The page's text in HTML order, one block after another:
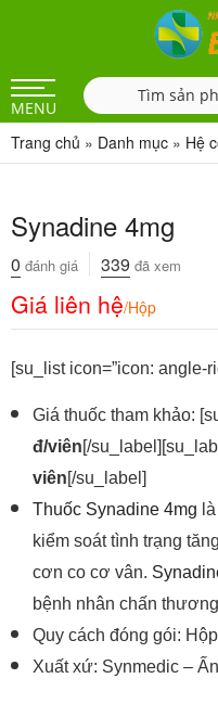
MENU
Trang chủ » Danh mục » Hệ
Synadine 4mg
0 đánh giá 339 đã xem
Giá liên hệ/Hộp
[su_list icon=”icon: angle-
Giá thuốc tham khảo:
đ/viên[/
viên[/su_label]
Thuốc Synadine 4mg
kiểm soát tình trạng
cơn co cơ vân.
bệnh nhân chấn
Quy cách đóng gói:
Xuất xứ: Synmedic –